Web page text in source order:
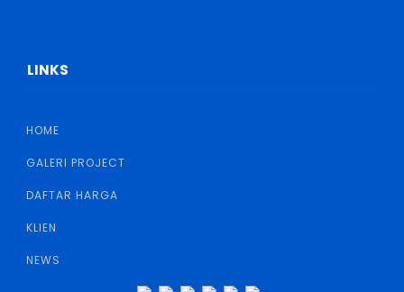
LINKS
HOME
GALERI PROJECT
DAFTAR HARGA
KLIEN
NEWS